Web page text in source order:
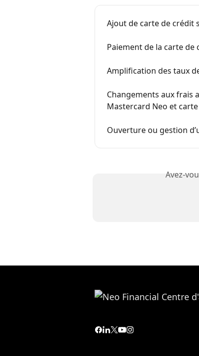
Ajout de carte de crédit
Paiement de la carte de
Amplification des taux
Changements aux frais
Mastercard Neo et
Ouverture ou gestion
Avez-